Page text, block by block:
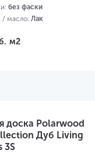
без фаски
/ масло: Лак
м2
доска Polarwood
Дуб Living
3S